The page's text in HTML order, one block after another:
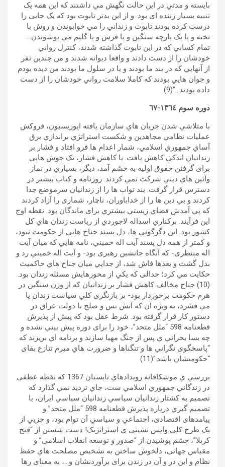
بايسته و مدتي در اين حالت نگهش مي داشتند که اين همه يک
تنبيه بسيار زننده ای بود. و از اين بدتر تابوت بود که يک جایی را
درست کرده بودند تابوت و زنداني را مي خوابوندن و روش با
تخته و يا يک پارچه سنگين و يا فرش و يا گليم مي پوشوندن…
تمام کساني که در اين تابوت گذاشته شدند، کنترل رواني
خودشان را از دست دادند و واقعا ديوانه شدند و من چندين نفر
از آنهايي که در بند ما بودند و يا در سلول ما بودند من ديده بودم
و جوان هايي بودند که کاملا سلامت رواني خودشان را از دست
داده بودند…”(9)
دوره سوم ١٣٦٤-٦٧
با متلاشي شدن جريان هاي سازمان يافته اپوزيسيون، فروکش
عمليات نظامي مجاهدين و شکست استراتژي براندازي برق
آساي جمهوري اسلامي، شمار اعدام ها فرو افتاد و فشار بر
زندانيان اندکی کاهش یافت. با کاهش فشار، تک جوش هايي
برای گرفتن حقوق اوليه به چشم آمد، ديگر، بسياري در نماز
وآئين هاي ديني شرکت نمي کردند. روزنامه و کتاب بیشتر در
دسترس قرار گرفت. بند تواب ها را از زندانيان سرموضع جدا
کردند و بي دين ها را از خداباوران، ناچار، شماری را آزاد کردند
که پي آمدش فضاي زيستي بيشتري برای ماندگان بود. نقطه اوج
اين فرآيند. برکناري اسداله لاجوردي از رياست زندان هاي کل
کشور بود. اين دگرگوني ها، دل پسند جناح هايي از حکومت نبود،
و کمتر از همه دل پسند آیت اله خميني، نامه هايي که ميان آیت
اله منتظری- که آنگاه جانشين رهبری بود- و آیت اله خميني رد و
بدل گشت و بعدها فاش شد، از جدايي میان جناح هاي حاکميت
حکايت مي کرد؛ جدالی که يکي از محورهايش مسئله زندان بود.
(10) جناح مخالف کاهش فشار بر زندانيان که از وزن سنگين در
هرم حکومت برخوردار بود- بر بازنگری کلي سیاست زندان يا
مي فشرد، به ويژه آن که آتش بس و صلح با دولت عراق در
دستور کار قرار گرفته بود. شرط عقل بود که پيش از پذيرش
قطعنامه 598 “ملل متحد”، خود را برای دوره پيش بيني نشده و
چه بسا بحراني ي پس از جنگ مهيا سازند و برنامه اي بريزند که
“پاسخگوی نگراني ها و تنگناها و ضرورت هاي مبرم تنازع بقای
“حکومتشان باشد.”(11)
بررسي ي موشکافانه رويدادهاي تابستان 1367 که نقطه عطفی
در زندگاني جمهوري اسلامي ست، جاي ترديد نمي گذارد که
تصميم به کشتار زندانيان سياسي زندانيان سياسي ايران، با
تصميم گيري درباره پذيرش قطعنامه 598 “ملل متحد” و
پیامدهای اقتصادی، اجتماعي و سياسي آن توام بود، و جزيي از
يک طرح کلي واپس نشيني ي استراتژيک! دست شستن از “فتح
کربلا”، چشم پوشيدن از “صدور و توسعه انقلاب اسلامی” و
مقياس جهانی، دلخوش ساختن به تشخيص مصلحت هاي حفظ
نظام و اين در و آن در زندن برای برآوردنشان و…، به معنای رها